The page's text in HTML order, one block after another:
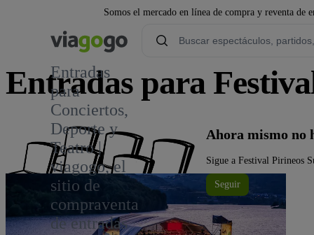
Somos el mercado en línea de compra y reventa de
Entradas
para
Conciertos,
Deporte y
Teatro |
viagogo, el
sitio de
compraventa
de entradas
Entradas para
Ahora mismo no
Sigue a Festival Pirineos
Seguir